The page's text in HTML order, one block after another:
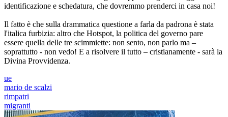
identificazione e schedatura, che dovremmo prenderci in casa noi!
Il fatto è che sulla drammatica questione a farla da padrona è stata
l'italica furbizia: altro che Hotspot, la politica del governo pare
essere quella delle tre scimmiette: non sento, non parlo ma –
soprattutto - non vedo! E a risolvere il tutto – cristianamente - sarà la
Divina Provvidenza.
ue
mario de scalzi
rimpatri
migranti